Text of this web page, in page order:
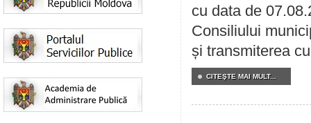
cu data de
Consiliului
și transmiterea
CITEŞTE MAI MULT...